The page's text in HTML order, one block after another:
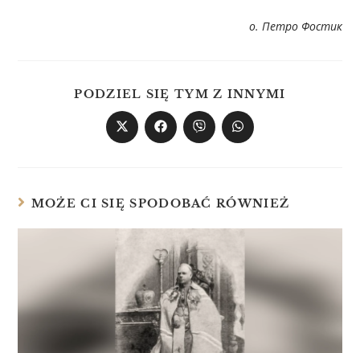
о. Петро Фостик
PODZIEL SIĘ TYM Z INNYMI
MOŻE CI SIĘ SPODOBAĆ RÓWNIEŻ